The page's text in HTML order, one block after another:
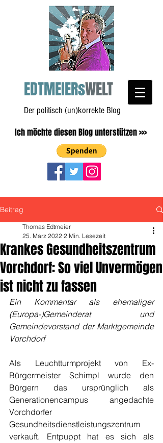
EDTMEIERsWELT
Der politisch (un)korrekte Blog
Ich möchte diesen Blog unterstützen >>>
Beitrag
Krankes Gesundheitszentrum
Vorchdorf: So viel Unvermögen
ist nicht zu fassen
Thomas Edtmeier
25. März 2022 2 Min. Lesezeit
Ein Kommentar als ehemaliger
(Europa-)Gemeinderat und
Gemeindevorstand der Marktgemeinde
Vorchdorf
Als Leuchtturmprojekt von Ex-
Bürgermeister Schimpl wurde den
Bürgern das ursprünglich als
Generationencampus angedachte
Vorchdorfer
Gesundheitsdienstleistungszentrum
verkauft. Entpuppt hat es sich als